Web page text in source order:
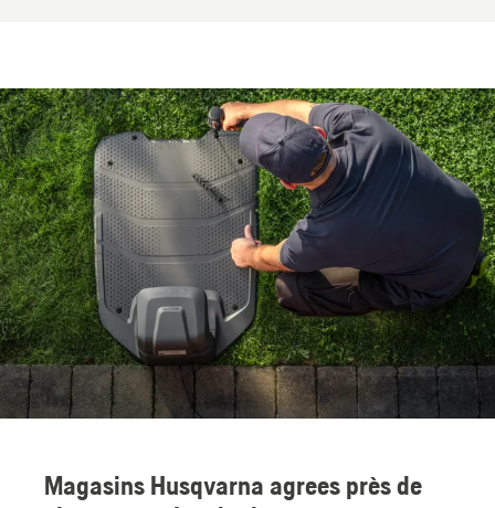
Magasins Husqvarna agrees près de